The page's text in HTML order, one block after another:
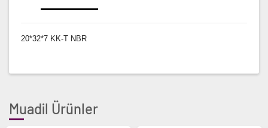
20*32*7 KK-T NBR
Muadil Ürünler